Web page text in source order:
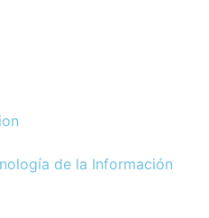
de la Información